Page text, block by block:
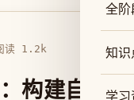
全阶
知识
学
读 1.2k
构建自定